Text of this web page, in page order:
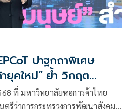
ปาฐกถาพิเศษ
ยุคใหม่” ย้ำ วิกฤต
ากภาวะเศรษฐกิจ สังคม
ที่ มหาวิทยาลัยหอการค้าไทย
รีว่าการกระทรวงการพัฒนาสังคม